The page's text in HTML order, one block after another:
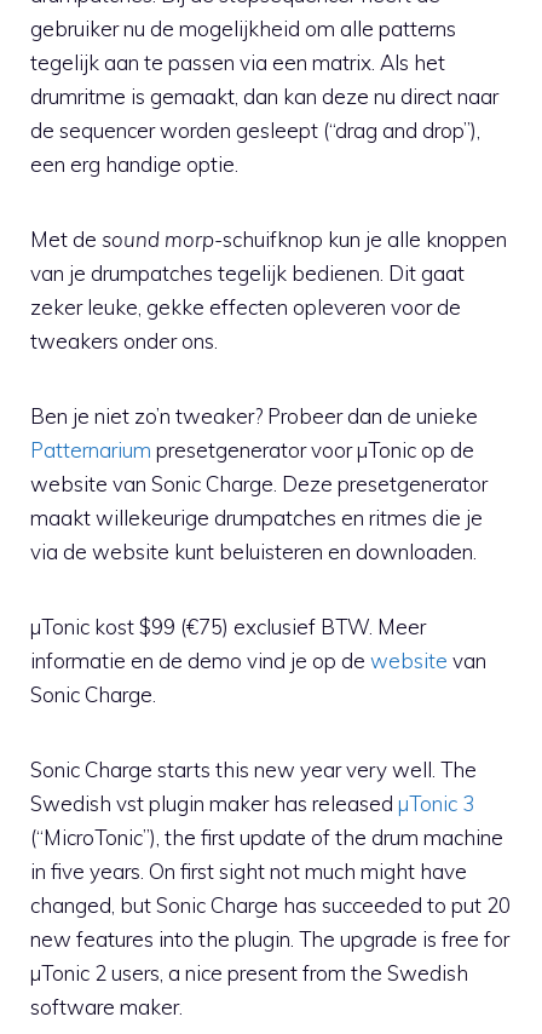
gebruiker nu de mogelijkheid om alle patterns
tegelijk aan te passen via een matrix. Als het
drumritme is gemaakt, dan kan deze nu direct naar
de sequencer worden gesleept (“drag and drop”),
een erg handige optie.
Met de sound morp-schuifknop kun je alle knoppen
van je drumpatches tegelijk bedienen. Dit gaat
zeker leuke, gekke effecten opleveren voor de
tweakers onder ons.
Ben je niet zo’n tweaker? Probeer dan de unieke
Patternarium presetgenerator voor µTonic op de
website van Sonic Charge. Deze presetgenerator
maakt willekeurige drumpatches en ritmes die je
via de website kunt beluisteren en downloaden.
µTonic kost $99 (€75) exclusief BTW. Meer
informatie en de demo vind je op de website van
Sonic Charge.
Sonic Charge starts this new year very well. The
Swedish vst plugin maker has released µTonic 3
(“MicroTonic”), the first update of the drum machine
in five years. On first sight not much might have
changed, but Sonic Charge has succeeded to put 20
new features into the plugin. The upgrade is free for
µTonic 2 users, a nice present from the Swedish
software maker.